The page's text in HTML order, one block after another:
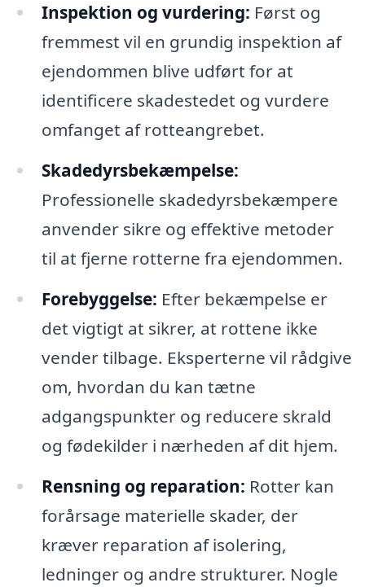
Inspektion og vurdering: Først og
fremmest vil en grundig inspektion af
ejendommen blive udført for at
identificere skadestedet og vurdere
omfanget af rotteangrebet.
Skadedyrsbekæmpelse:
Professionelle skadedyrsbekæmpere
anvender sikre og effektive metoder
til at fjerne rotterne fra ejendommen.
Forebyggelse: Efter bekæmpelse er
det vigtigt at sikrer, at rottene ikke
vender tilbage. Eksperterne vil rådgive
om, hvordan du kan tætne
adgangspunkter og reducere skrald
og fødekilder i nærheden af dit hjem.
Rensning og reparation: Rotter kan
forårsage materielle skader, der
kræver reparation af isolering,
ledninger og andre strukturer. Nogle